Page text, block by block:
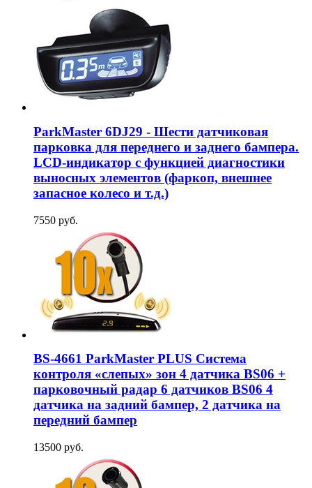
ParkMaster 6DJ29 - Шести датчиковая
парковка для переднего и заднего бампера.
LCD-индикатор с функцией диагностики
выносных элементов (фаркоп, внешнее
запасное колесо и т.д.)
7550 руб.
BS-4661 ParkMaster PLUS Система
контроля «слепых» зон 4 датчика BS06 +
парковочный радар 6 датчиков BS06 4
датчика на задний бампер, 2 датчика на
передний бампер
13500 руб.